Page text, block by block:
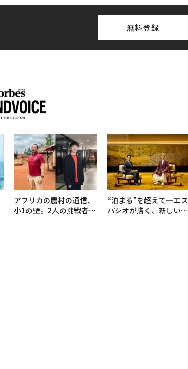
無料登録
アフリカの農村の通信、
小1の壁。2人の挑戦者が
“泊まる”を超えて─エス
パシオが描く、新しい日